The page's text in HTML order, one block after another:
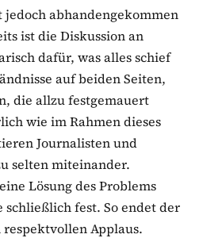
jedoch abhandengekommen
ist die Diskussion an
dafür, was alles schief
auf beiden Seiten,
die allzu festgemauert
wie im Rahmen dieses
Journalisten und
selten miteinander.
Lösung des Problems
fest. So endet der
Applaus.